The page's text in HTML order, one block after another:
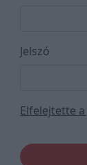
Jelszó
Elfelejtette